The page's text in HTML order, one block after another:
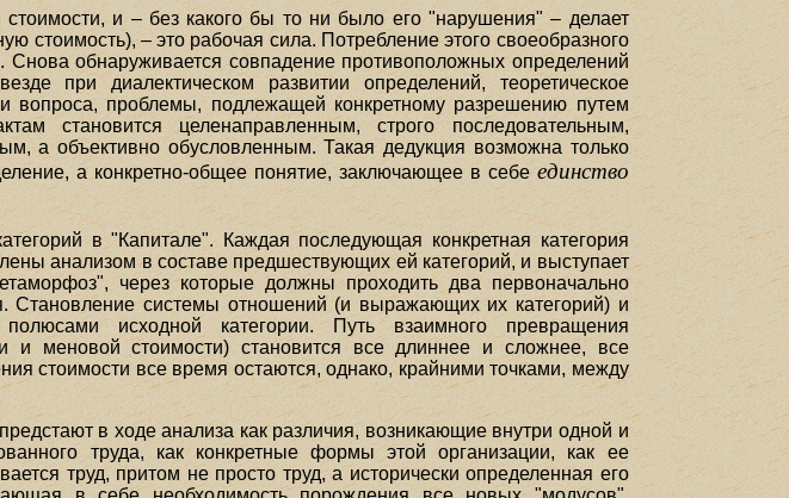
и – без какого бы то ни было его "нарушения" – делает
– это рабочая сила. Потребление этого своеобразного
Снова обнаруживается совпадение противоположных определений
при диалектическом развитии определений, теоретическое
вопроса, проблемы, подлежащей конкретному разрешению путем
становится целенаправленным, строго последовательным,
а объективно обусловленным. Такая дедукция возможна только
а конкретно-общее понятие, заключающее в себеединство
в "Капитале". Каждая последующая конкретная категория
анализом в составе предшествующих ей категорий, и выступает
через которые должны проходить два первоначально
Становление системы отношений (и выражающих их категорий) и
исходной категории. Путь взаимного превращения
и меновой стоимости) становится все длиннее и сложнее, все
стоимости все время остаются, однако, крайними точками, между
в ходе анализа как различия, возникающие внутри одной и
труда, как конкретные формы этой организации, как ее
труд, притом не просто труд, а исторически определенная его